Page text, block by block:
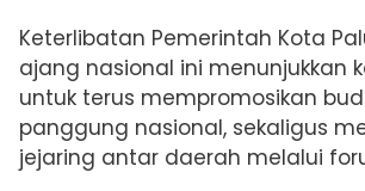
Keterlibatan Pemerintah Kota
ajang nasional ini menunjukkan
untuk terus mempromosikan
panggung nasional, sekaligus
jejaring antar daerah melalui